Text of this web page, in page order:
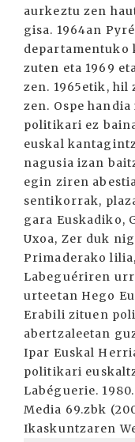
aurkeztu zen
gisa. 1964an
departamentuko
zuten eta 1969
zen. 1965etik, hil
zen. Ospe
politikari ez
euskal
nagusia izan
egin ziren
sentikorrak,
gara Euskadiko,
Uxoa, Zer duk
Primaderako
Labeguériren
urteetan Hego
Erabili zituen
abertzaleetan
Ipar Euskal
politikari
Labéguerie.
Media 69.zbk
Ikaskuntzaren